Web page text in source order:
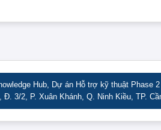
Hub, Dự án Hỗ trợ kỹ thuật Phase
3/2, P. Xuân Khánh, Q. Ninh Kiều, TP.